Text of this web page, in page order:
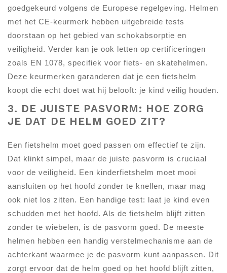
goedgekeurd volgens de Europese regelgeving. Helmen
met het CE-keurmerk hebben uitgebreide tests
doorstaan op het gebied van schokabsorptie en
veiligheid. Verder kan je ook letten op certificeringen
zoals EN 1078, specifiek voor fiets- en skatehelmen.
Deze keurmerken garanderen dat je een fietshelm
koopt die echt doet wat hij belooft: je kind veilig houden.
3. DE JUISTE PASVORM: HOE ZORG
JE DAT DE HELM GOED ZIT?
Een fietshelm moet goed passen om effectief te zijn.
Dat klinkt simpel, maar de juiste pasvorm is cruciaal
voor de veiligheid. Een kinderfietshelm moet mooi
aansluiten op het hoofd zonder te knellen, maar mag
ook niet los zitten. Een handige test: laat je kind even
schudden met het hoofd. Als de fietshelm blijft zitten
zonder te wiebelen, is de pasvorm goed. De meeste
helmen hebben een handig verstelmechanisme aan de
achterkant waarmee je de pasvorm kunt aanpassen. Dit
zorgt ervoor dat de helm goed op het hoofd blijft zitten,